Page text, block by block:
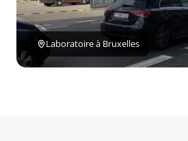
Laboratoire à Bruxelles